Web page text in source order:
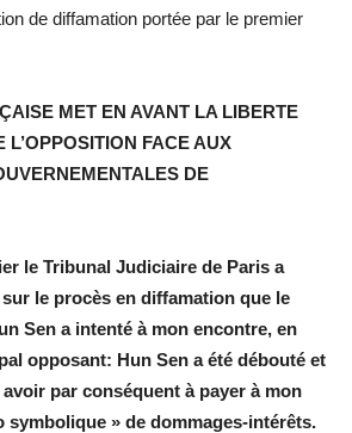
de diffamation portée par le premier
MET EN AVANT LA LIBERTE
L’OPPOSITION FACE AUX
DE
le Tribunal Judiciaire de Paris a
le procès en diffamation que le
Sen a intenté à mon encontre, en
opposant: Hun Sen a été débouté et
avoir par conséquent à payer à mon
symbolique » de dommages-intérêts.